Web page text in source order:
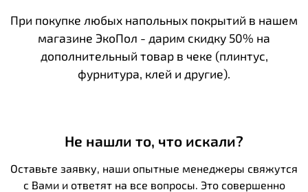
При покупке любых напольных покрытий в нашем
магазине ЭкоПол - дарим скидку 50% на
дополнительный товар в чеке (плинтус,
фурнитура, клей и другие).
Не нашли то, что искали?
Оставьте заявку, наши опытные менеджеры свяжутся
с Вами и ответят на все вопросы. Это совершенно